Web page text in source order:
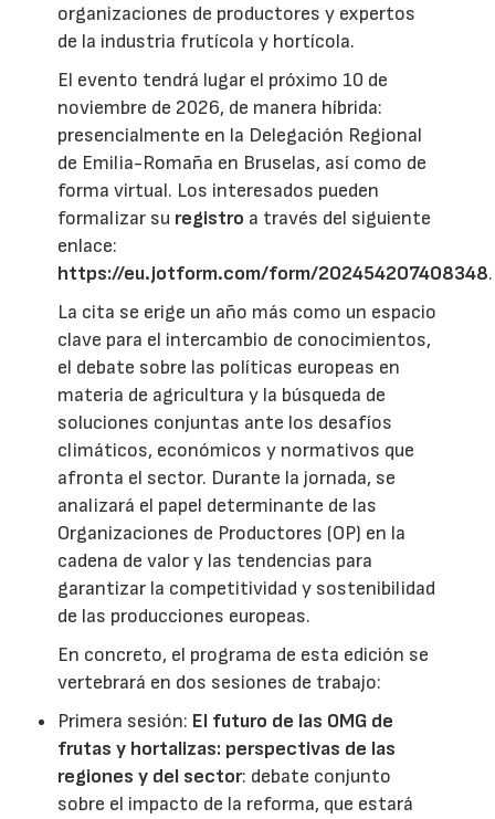
organizaciones de productores y expertos
de la industria frutícola y hortícola.
El evento tendrá lugar el próximo 10 de
noviembre de 2026, de manera híbrida:
presencialmente en la Delegación Regional
de Emilia-Romaña en Bruselas, así como de
forma virtual. Los interesados pueden
formalizar su registro a través del siguiente
enlace:
https://eu.jotform.com/form/202454207408348.
La cita se erige un año más como un espacio
clave para el intercambio de conocimientos,
el debate sobre las políticas europeas en
materia de agricultura y la búsqueda de
soluciones conjuntas ante los desafíos
climáticos, económicos y normativos que
afronta el sector. Durante la jornada, se
analizará el papel determinante de las
Organizaciones de Productores (OP) en la
cadena de valor y las tendencias para
garantizar la competitividad y sostenibilidad
de las producciones europeas.
En concreto, el programa de esta edición se
vertebrará en dos sesiones de trabajo:
Primera sesión: El futuro de las OMG de
frutas y hortalizas: perspectivas de las
regiones y del sector: debate conjunto
sobre el impacto de la reforma, que estará